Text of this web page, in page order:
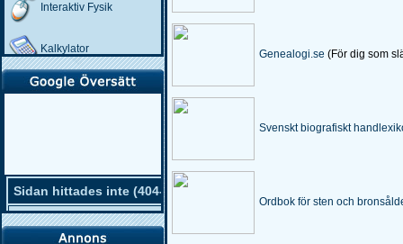
Historia
Idrott och Hälsa
Juridik
Lärarens länkar
Matematik
Interaktiv Fysik
Kalkylator
Mina Läxor
M�ttkonverterare
Webbdisk
Genealogi.se (För dig som
Svenskt biografiskt
Ordbok för sten och